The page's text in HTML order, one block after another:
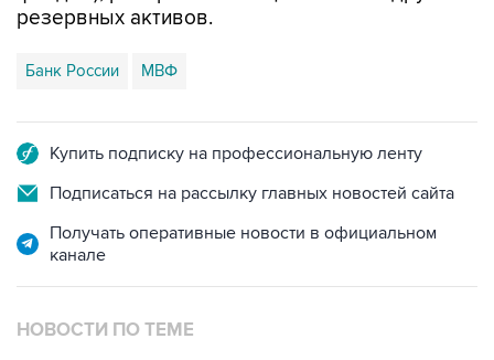
резервных активов.
Банк России МВФ
Купить подписку на профессиональную ленту
Подписаться на рассылку главных новостей сайта
Получать оперативные новости в официальном
канале
НОВОСТИ ПО ТЕМЕ